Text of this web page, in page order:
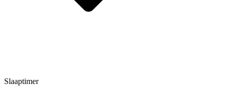
Slaaptimer